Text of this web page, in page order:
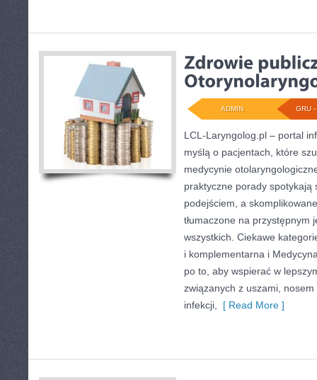
GRU
ADMIN
LCL-Laryngolog.pl – portal
myślą o pacjentach, które
medycynie
praktyczne porady spotykają
podejściem, a
tłumaczone na przystępnym
wszystkich. Ciekawe
i komplementarna i
po to, aby wspierać w
związanych z uszami,
infekcji,
[ Read More ]